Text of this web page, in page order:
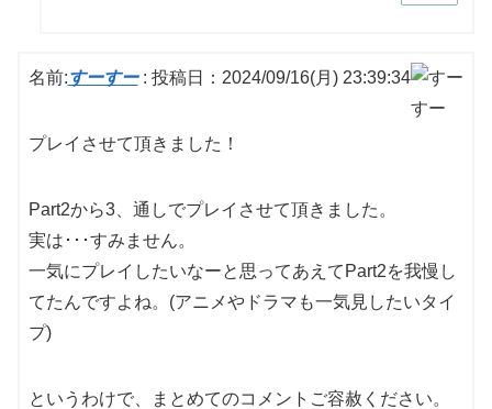
名前:すーすー: 投稿日：2024/09/16(月) 23:39:34
プレイさせて頂きました！
Part2から3、通しでプレイさせて頂きました。
実は･･･すみません。
一気にプレイしたいなーと思ってあえてPart2を我慢し
てたんですよね。(アニメやドラマも一気見したいタイ
プ)
というわけで、まとめてのコメントご容赦ください。